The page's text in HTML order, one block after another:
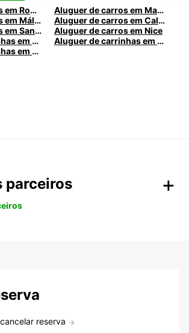
Aluguer de carros em Roma
Aluguer de carros em Madrid
Aluguer de carros em Málaga
Aluguer de carros em Caldas da Rainha
Aluguer de carros em Santa Maria da Feira
Aluguer de carros em Nice
Aluguer de carrinhas em Nice
Aluguer de carrinhas em Santa Maria da Feira
Aluguer de carrinhas em Caldas da Rainha
parceiros
reserva